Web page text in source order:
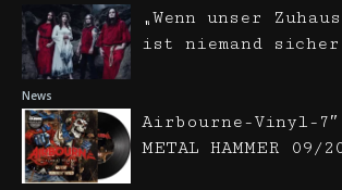
News
„Wenn unser
ist niemand
Airbourne-Vinyl-
METAL HAMMER 09/